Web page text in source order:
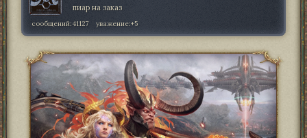
пиар на заказ
сообщений:41127 уважение:+5